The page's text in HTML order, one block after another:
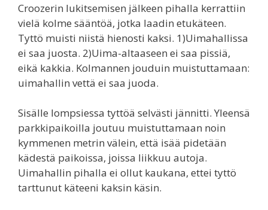
Croozerin lukitsemisen jälkeen pihalla kerrattiin
vielä kolme sääntöä, jotka laadin etukäteen.
Tyttö muisti niistä hienosti kaksi. 1)Uimahallissa
ei saa juosta. 2)Uima-altaaseen ei saa pissiä,
eikä kakkia. Kolmannen jouduin muistuttamaan:
uimahallin vettä ei saa juoda.
Sisälle lompsiessa tyttöä selvästi jännitti. Yleensä
parkkipaikoilla joutuu muistuttamaan noin
kymmenen metrin välein, että isää pidetään
kädestä paikoissa, joissa liikkuu autoja.
Uimahallin pihalla ei ollut kaukana, ettei tyttö
tarttunut käteeni kaksin käsin.